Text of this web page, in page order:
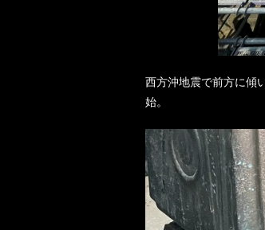
西方沖地震で前方に傾
始。